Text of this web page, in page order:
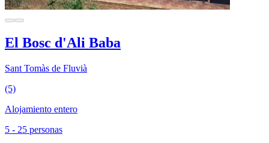
El Bosc d'Ali Baba
Sant Tomàs de Fluvià
(5)
Alojamiento entero
5 - 25 personas